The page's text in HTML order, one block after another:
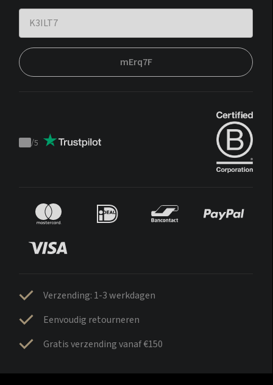
mErq7F
Trustpilot
/5
Verzending: 1-3 werkdagen
Eenvoudig retourneren
Gratis verzending vanaf €150